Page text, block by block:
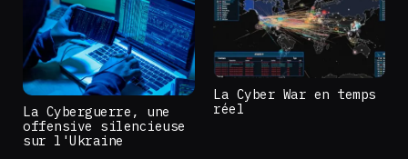
La Cyberguerre, une
offensive silencieuse
sur l'Ukraine
La Cyber War en temps
réel